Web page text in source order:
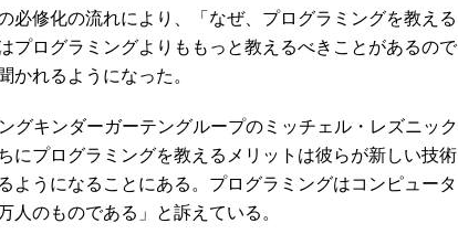
修化の流れにより、「なぜ、プログラミングを教える
プログラミングよりももっと教えるべきことがあるので
かれるようになった。
グキンダーガーテングループのミッチェル・レズニック
にプログラミングを教えるメリットは彼らが新しい技術
ようになることにある。プログラミングはコンピュータ
人のものである」と訴えている。